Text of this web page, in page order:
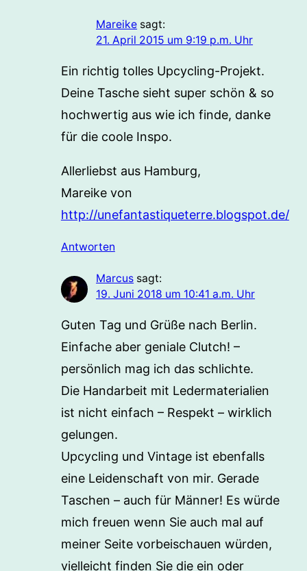
Mareike sagt:
21. April 2015 um 9:19 p.m. Uhr
Ein richtig tolles Upcycling-Projekt.
Deine Tasche sieht super schön & so
hochwertig aus wie ich finde, danke
für die coole Inspo.
Allerliebst aus Hamburg,
Mareike von
http://unefantastiqueterre.blogspot.de/
Antworten
Marcus sagt:
19. Juni 2018 um 10:41 a.m. Uhr
Guten Tag und Grüße nach Berlin.
Einfache aber geniale Clutch! –
persönlich mag ich das schlichte.
Die Handarbeit mit Ledermaterialien
ist nicht einfach – Respekt – wirklich
gelungen.
Upcycling und Vintage ist ebenfalls
eine Leidenschaft von mir. Gerade
Taschen – auch für Männer! Es würde
mich freuen wenn Sie auch mal auf
meiner Seite vorbeischauen würden,
vielleicht finden Sie die ein oder